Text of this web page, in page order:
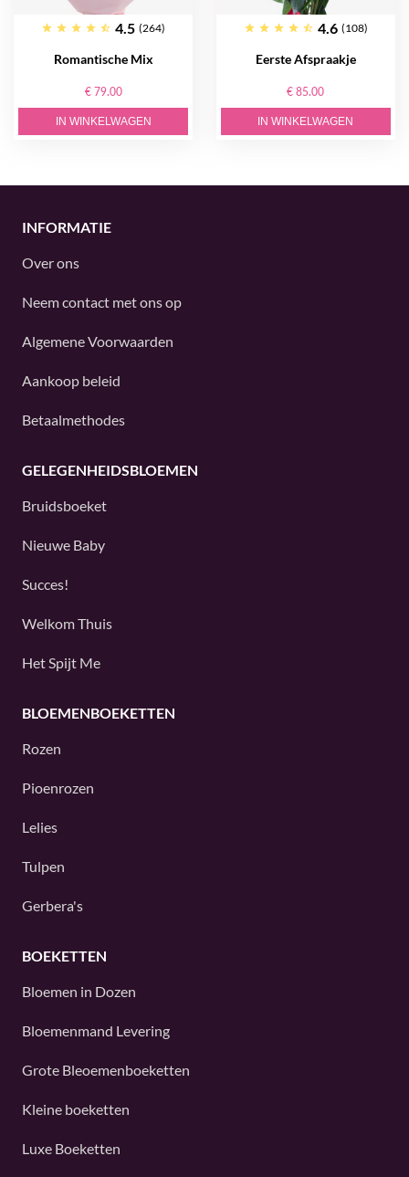
4.5 (264)
Romantische Mix
€ 79.00
IN WINKELWAGEN
4.6 (108)
Eerste Afspraakje
€ 85.00
IN WINKELWAGEN
INFORMATIE
Over ons
Neem contact met ons op
Algemene Voorwaarden
Aankoop beleid
Betaalmethodes
GELEGENHEIDSBLOEMEN
Bruidsboeket
Nieuwe Baby
Succes!
Welkom Thuis
Het Spijt Me
BLOEMENBOEKETTEN
Rozen
Pioenrozen
Lelies
Tulpen
Gerbera's
BOEKETTEN
Bloemen in Dozen
Bloemenmand Levering
Grote Bleoemenboeketten
Kleine boeketten
Luxe Boeketten